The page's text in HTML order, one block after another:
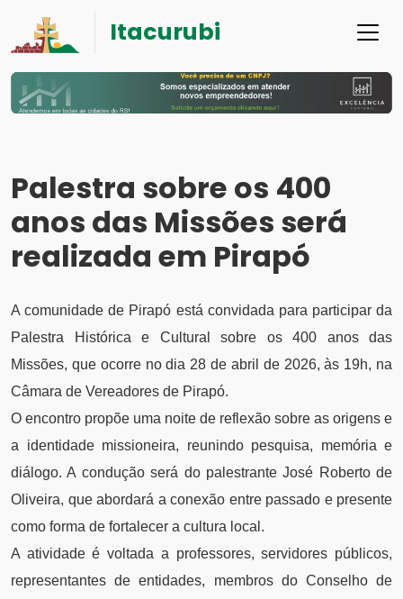
Itacurubi
Palestra sobre os 400
anos das Missões será
realizada em Pirapó
A comunidade de Pirapó está convidada para participar da
Palestra Histórica e Cultural sobre os 400 anos das
Missões, que ocorre no dia 28 de abril de 2026, às 19h, na
Câmara de Vereadores de Pirapó.
O encontro propõe uma noite de reflexão sobre as origens e
a identidade missioneira, reunindo pesquisa, memória e
diálogo. A condução será do palestrante José Roberto de
Oliveira, que abordará a conexão entre passado e presente
como forma de fortalecer a cultura local.
A atividade é voltada a professores, servidores públicos,
representantes de entidades, membros do Conselho de